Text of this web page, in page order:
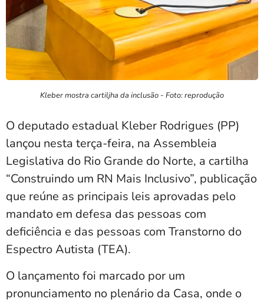
Kleber mostra cartiljha da inclusão - Foto: reprodução
O deputado estadual Kleber Rodrigues (PP)
lançou nesta terça-feira, na Assembleia
Legislativa do Rio Grande do Norte, a cartilha
“Construindo um RN Mais Inclusivo”, publicação
que reúne as principais leis aprovadas pelo
mandato em defesa das pessoas com
deficiência e das pessoas com Transtorno do
Espectro Autista (TEA).
O lançamento foi marcado por um
pronunciamento no plenário da Casa, onde o